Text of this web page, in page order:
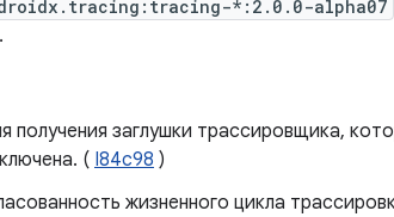
*:2.0.0-alpha07
.
получения заглушки трассировщика,
( I84c98 )
жизненного цикла